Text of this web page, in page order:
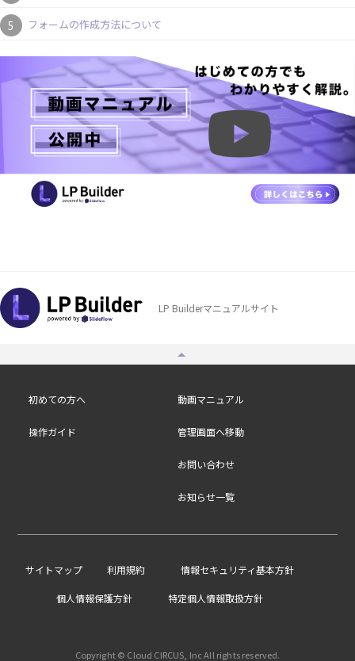
フォームの作成方法について
LP Builderマニュアルサイト
初めての方へ 動画マニュアル
操作ガイド 管理画面へ移動
お問い合わせ
お知らせ一覧
サイトマップ 利用規約 情報セキュリティ基本方針
個人情報保護方針 特定個人情報取扱方針
Copyright © Cloud CIRCUS, Inc All rights reserved.